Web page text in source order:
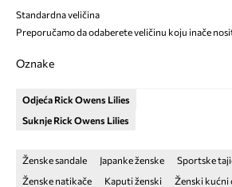
Standardna veličina
Preporučamo da odaberete veličinu koju inače
Oznake
Odjeća Rick Owens Lilies
Suknje Rick Owens Lilies
Ženske sandale Japanke ženske Sportske
Ženske natikače
Kaputi ženski
Ženski kućni